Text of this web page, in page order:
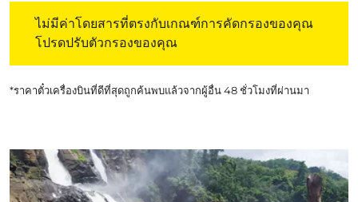
ไม่มีค่าโดยสารที่ตรงกับเกณฑ์การคัดกรองของคุณ
โปรดปรับตัวกรองของคุณ
*ราคาตั๋วเครื่องบินที่ดีที่สุดถูกค้นพบแล้วจากผู้อื่น 48 ชั่วโมงที่ผ่านมา